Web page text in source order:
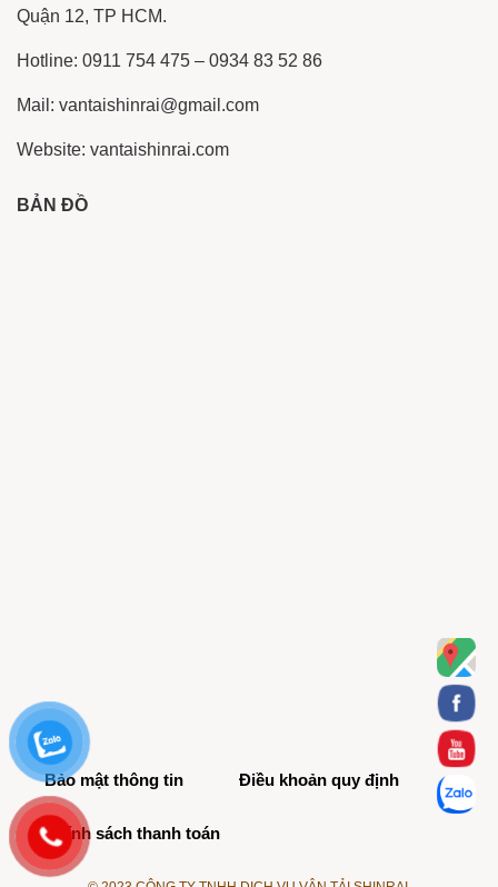
Quận 12, TP HCM.
Hotline: 0911 754 475 – 0934 83 52 86
Mail: vantaishinrai@gmail.com
Website: vantaishinrai.com
BẢN ĐỒ
Bảo mật thông tin Điều khoản quy định
Chính sách thanh toán